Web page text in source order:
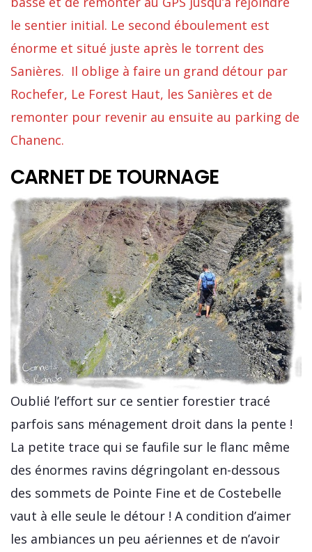
le sentier initial. Le second éboulement est
énorme et situé juste après le torrent des
Sanières. Il oblige à faire un grand détour par
Rochefer, Le Forest Haut, les Sanières et de
remonter pour revenir au ensuite au parking de
Chanenc.
CARNET DE TOURNAGE
Oublié l’effort sur ce sentier forestier tracé
parfois sans ménagement droit dans la pente !
La petite trace qui se faufile sur le flanc même
des énormes ravins dégringolant en-dessous
des sommets de Pointe Fine et de Costebelle
vaut à elle seule le détour ! A condition d’aimer
les ambiances un peu aériennes et de n’avoir